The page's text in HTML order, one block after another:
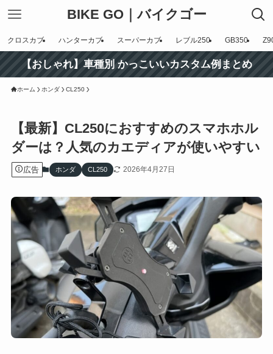
BIKE GO｜バイクゴー
クロスカブ ハンターカブ スーパーカブ レブル250 GB350
【おしゃれ】車種別 かっこいいカスタム例まとめ
ホーム ホンダ CL250
【最新】CL250におすすめのスマホホル
ダーは？人気のカエディアが使いやすい
広告 ホンダ CL250 2026年4月27日